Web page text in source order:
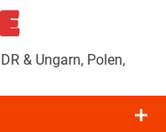
& Ungarn, Polen,